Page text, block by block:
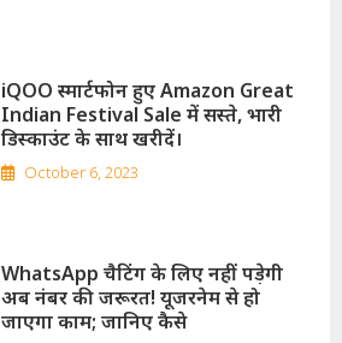
iQOO स्मार्टफोन हुए Amazon Great
Indian Festival Sale में सस्ते, भारी
डिस्काउंट के साथ खरीदें।
October 6, 2023
WhatsApp चैटिंग के लिए नहीं पड़ेगी
अब नंबर की जरूरत! यूजरनेम से हो
जाएगा काम; जानिए कैसे